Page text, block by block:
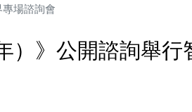
場諮詢會
》公開諮詢舉行